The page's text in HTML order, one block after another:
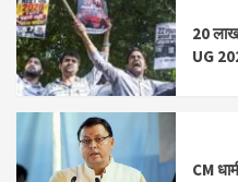
20
UG
CM